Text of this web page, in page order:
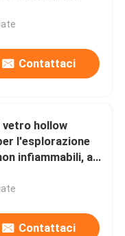
Contattaci
hollow
l'esplorazione
infiammabili, a
e ad alta
compressione
Contattaci